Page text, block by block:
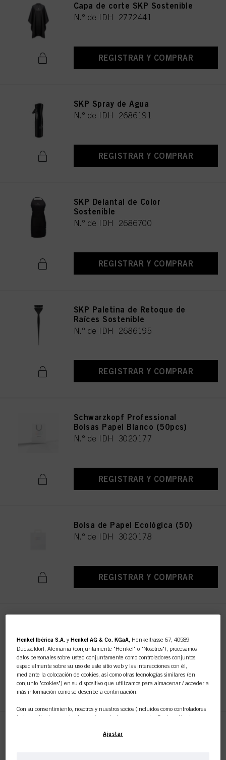
Capa de corte SKP Sostenible
N.º de IDH 2772441
REGISTRAR Y COMPRAR
SKP Spray de Agua
N.º de IDH 2686191
REGISTRAR Y COMPRAR
SKP Delantal de Color
Sostenible
N.º de IDH 2686700
REGISTRAR Y COMPRAR
SKP Paletina de Retoque de
Raíces Sostenible
N.º de IDH 2686195
REGISTRAR Y COMPRAR
Schwarzkopf Professional
Bolsas Papel Blanco (50pcs)
N.º de IDH 3020177
REGISTRAR Y COMPRAR
Bolsa de Papel Ecológica (50)
N.º de IDH 3020178
REGISTRAR Y COMPRAR
N.º de IDH 3017744
REGISTRAR Y COMPRAR
SKP 10 Clips de Sujeción
Henkel Ibérica S.A. yHenkel AG & Co. KGaA, Henkeltrasse 67, 40589
Duesseldorf, Alemania (conjuntamente "Henkel" o "Nosotros"), procesamos
datos personales sobre usted conjuntamente como controladores conjuntos,
especialmente sobre su uso de este sitio web y las interacciones con él,
mediante la colocación de cookies, así como otras tecnologías similares (en
conjunto "cookies") en su dispositivo que utilizamos para almacenar / acceder a
más información como se describe a continuación.
Con su consentimiento, nosotros y nuestros socios (incluidos como controladores
independientes
conjuntos
según se designa en nuestra Declaración de
huellas dactilares y tecnologías similares") también utilizaremos cookies y
Ajustar